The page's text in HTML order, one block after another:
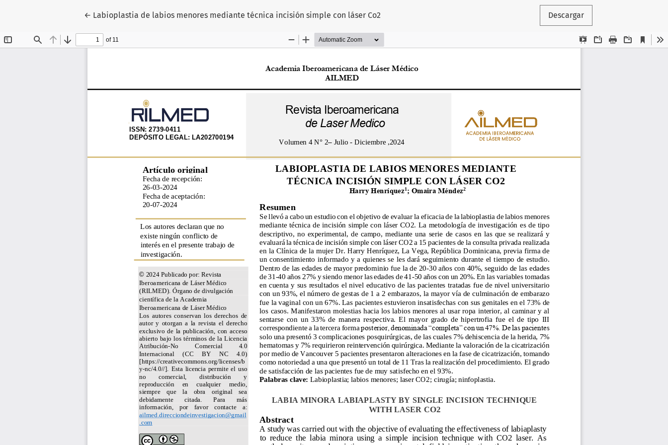
← Volver a los detalles del artículo
Labioplastia de labios menores mediante técnica incisión simple con láser Co2 Descargar